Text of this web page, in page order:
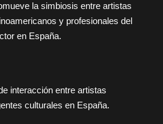
la simbiosis entre artistas
y profesionales del
en España.
interacción entre artistas
culturales en España.